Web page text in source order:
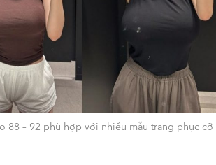
88 – 92 phù hợp với nhiều mẫu trang phục cỡ